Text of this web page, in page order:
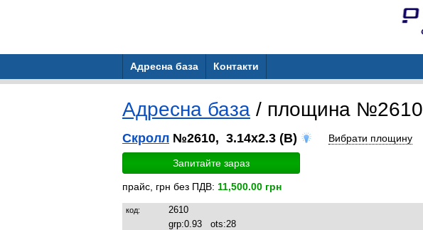
Адресна база Контакти
Адресна база / площина №2610
Скролл №2610, 3.14x2.3 (B) Вибрати площину
Запитайте зараз
прайс, грн без ПДВ: 11,500.00 грн
код:
2610
grp:0.93 ots:28